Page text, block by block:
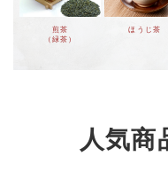
煎茶
（緑茶）
ほうじ茶
人気商